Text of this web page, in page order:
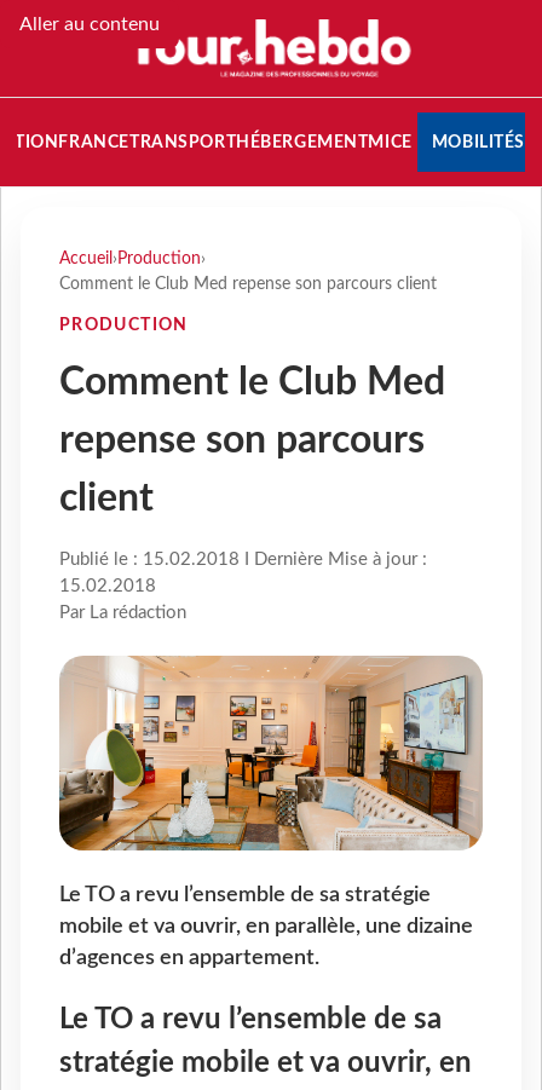
Aller au contenu
FRANCETRANSPORT HÉBERGEMENTMICE MOBILITÉS
Accueil › Production›
Comment le Club Med repense son parcours client
PRODUCTION
Comment le Club Med
repense son parcours
client
Publié le : 15.02.2018 I Dernière Mise à jour :
15.02.2018
Par La rédaction
Le TO a revu l’ensemble de sa stratégie
mobile et va ouvrir, en parallèle, une dizaine
d’agences en appartement.
Le TO a revu l’ensemble de sa
stratégie mobile et va ouvrir, en